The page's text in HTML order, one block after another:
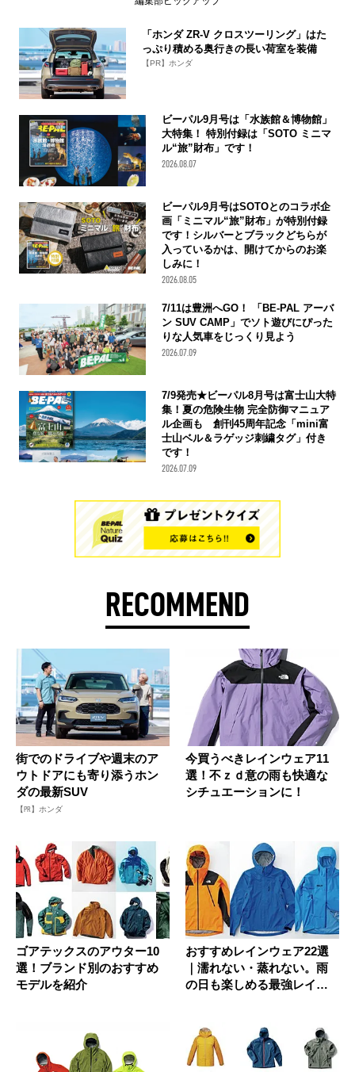
「ホンダ ZR-V クロスツーリング」はた
っぷり積める奥行きの長い荷室を装備
【PR】ホンダ
ビーパル9月号は「水族館＆博物館」
大特集！ 特別付録は「SOTO ミニマ
ル“旅”財布」です！
2026.08.07
ビーパル9月号はSOTOとのコラボ企
画「ミニマル“旅”財布」が特別付録
です！シルバーとブラックどちらが
入っているかは、開けてからのお楽
しみに！
2026.08.05
7/11は豊洲へGO！ 「BE-PAL アーバ
ン SUV CAMP」でソト遊びにぴった
りな人気車をじっくり見よう
2026.07.09
7/9発売★ビーパル8月号は富士山大特
集！夏の危険生物 完全防御マニュア
ル企画も 創刊45周年記念「mini富
士山ベル＆ラゲッジ刺繍タグ」付き
です！
2026.07.09
RECOMMEND
街でのドライブや週末のア
ウトドアにも寄り添うホン
ダの最新SUV
【PR】ホンダ
今買うべきレインウェア11
選！不ｚｄ意の雨も快適な
シチュエーションに！
ゴアテックスのアウター10
選！ブランド別のおすすめ
モデルを紹介
おすすめレインウェア22選
｜濡れない・蒸れない。雨
の日も楽しめる最強レイン